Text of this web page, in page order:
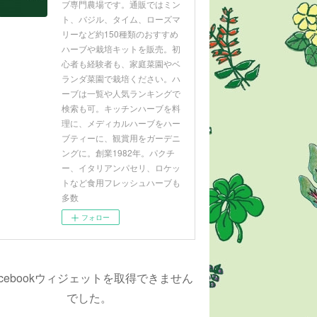
ブ専門農場です。通販ではミン
ト、バジル、タイム、ローズマ
リーなど約150種類のおすすめ
ハーブや栽培キットを販売。初
心者も経験者も、家庭菜園やベ
ランダ菜園で栽培ください。ハ
ーブは一覧や人気ランキングで
検索も可。キッチンハーブを料
理に、メディカルハーブをハー
ブティーに、観賞用をガーデニ
ングに。創業1982年。パクチ
ー、イタリアンパセリ、ロケッ
トなど食用フレッシュハーブも
多数
フォロー
ウィジェットを取得できません
でした。